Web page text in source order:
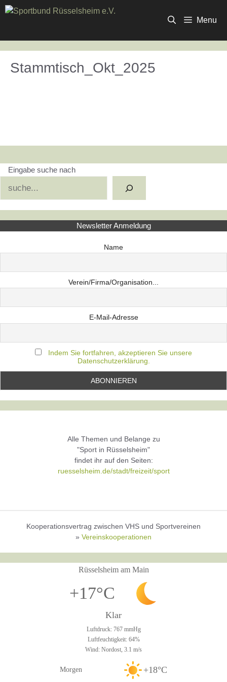
Zum
Inhalt
Menu
Stammtisch_Okt_2025
Eingabe suche nach
Newsletter Anmeldung
Name
Verein/Firma/Organisation...
E-Mail-Adresse
Indem Sie fortfahren, akzeptieren Sie unsere
Datenschutzerklärung.
Alle Themen und Belange zu
"Sport in Rüsselsheim"
findet ihr auf den Seiten:
ruesselsheim.de/stadt/freizeit/sport
Kooperationsvertrag zwischen VHS und Sportvereinen
» Vereinskooperationen
Rüsselsheim am Main
+17°C
Klar
Luftdruck: 767 mmHg
Luftfeuchtigkeit: 64%
Wind: Nordost, 3.1 m/s
Morgen +18°C